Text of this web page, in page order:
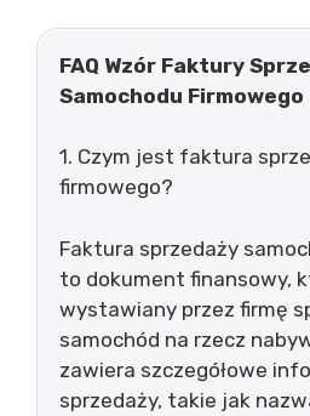
FAQ Wzór Faktury
Samochodu Firmowego
1. Czym jest faktura
firmowego?
Faktura sprzedaży
to dokument finansowy,
wystawiany przez firmę
samochód na rzecz
zawiera szczegółowe
sprzedaży, takie jak